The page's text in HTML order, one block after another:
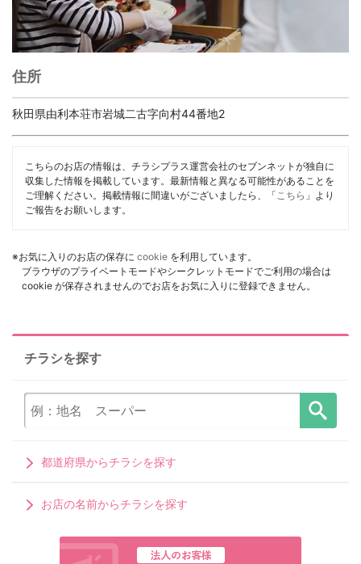
住所
秋田県由利本荘市岩城二古字向村44番地2
こちらのお店の情報は、チラシプラス運営会社のセブンネットが独自に
収集した情報を掲載しています。最新情報と異なる可能性があることを
ご理解ください。掲載情報に間違いがございましたら、「 こちら 」より
ご報告をお願いします。
※お気に入りのお店の保存に cookie を利用しています。
ブラウザのプライベートモードやシークレットモードでご利用の場合は
cookie が保存されませんのでお店をお気に入りに登録できません。
チラシを探す
都道府県からチラシを探す
お店の名前からチラシを探す